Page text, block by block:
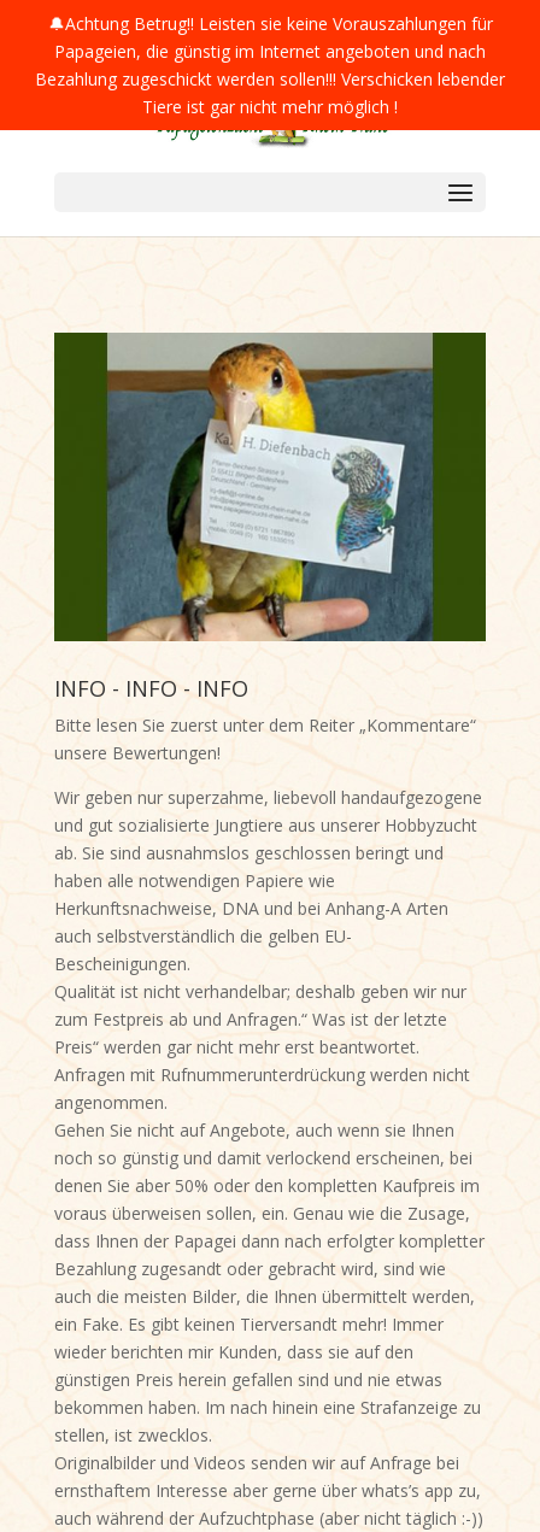
0049 (0) 160 1539015 info@papageienzucht-rhein-
nahe.de
INFO - INFO - INFO
Bitte lesen Sie zuerst unter dem Reiter „Kommentare“
unsere Bewertungen!
Wir geben nur superzahme, liebevoll handaufgezogene
und gut sozialisierte Jungtiere aus unserer Hobbyzucht
ab. Sie sind ausnahmslos geschlossen beringt und
haben alle notwendigen Papiere wie
Herkunftsnachweise, DNA und bei Anhang-A Arten
auch selbstverständlich die gelben EU-
Bescheinigungen.
Qualität ist nicht verhandelbar; deshalb geben wir nur
zum Festpreis ab und Anfragen.“ Was ist der letzte
Preis“ werden gar nicht mehr erst beantwortet.
Anfragen mit Rufnummerunterdrückung werden nicht
angenommen.
Gehen Sie nicht auf Angebote, auch wenn sie Ihnen
noch so günstig und damit verlockend erscheinen, bei
denen Sie aber 50% oder den kompletten Kaufpreis im
voraus überweisen sollen, ein. Genau wie die Zusage,
dass Ihnen der Papagei dann nach erfolgter kompletter
Bezahlung zugesandt oder gebracht wird, sind wie
auch die meisten Bilder, die Ihnen übermittelt werden,
ein Fake. Es gibt keinen Tierversandt mehr! Immer
wieder berichten mir Kunden, dass sie auf den
günstigen Preis herein gefallen sind und nie etwas
bekommen haben. Im nach hinein eine Strafanzeige zu
stellen, ist zwecklos.
Originalbilder und Videos senden wir auf Anfrage bei
ernsthaftem Interesse aber gerne über whats’s app zu,
auch während der Aufzuchtphase (aber nicht täglich :-))
🔔Achtung Betrug!! Leisten sie keine Vorauszahlungen für
Papageien, die günstig im Internet angeboten und nach
Bezahlung zugeschickt werden sollen!!! Verschicken lebender
Tiere ist gar nicht mehr möglich !